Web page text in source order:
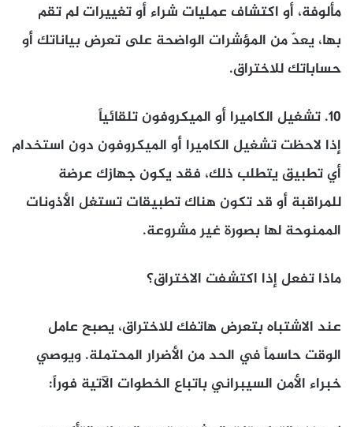
مألوفة، أو اكتشاف عمليات شراء أو تغييرات لم تقم
بها، يعدّ من المؤشرات الواضحة على تعرض بياناتك أو
حساباتك للاختراق.
10. تشغيل الكاميرا أو الميكروفون تلقائياً
إذا لاحظت تشغيل الكاميرا أو الميكروفون دون استخدام
أي تطبيق يتطلب ذلك، فقد يكون جهازك عرضة
للمراقبة أو قد تكون هناك تطبيقات تستغل الأذونات
الممنوحة لها بصورة غير مشروعة.
ماذا تفعل إذا اكتشفت الاختراق؟
عند الاشتباه بتعرض هاتفك للاختراق، يصبح عامل
الوقت حاسماً في الحد من الأضرار المحتملة. ويوصي
خبراء الأمن السيبراني باتباع الخطوات الآتية فوراً: